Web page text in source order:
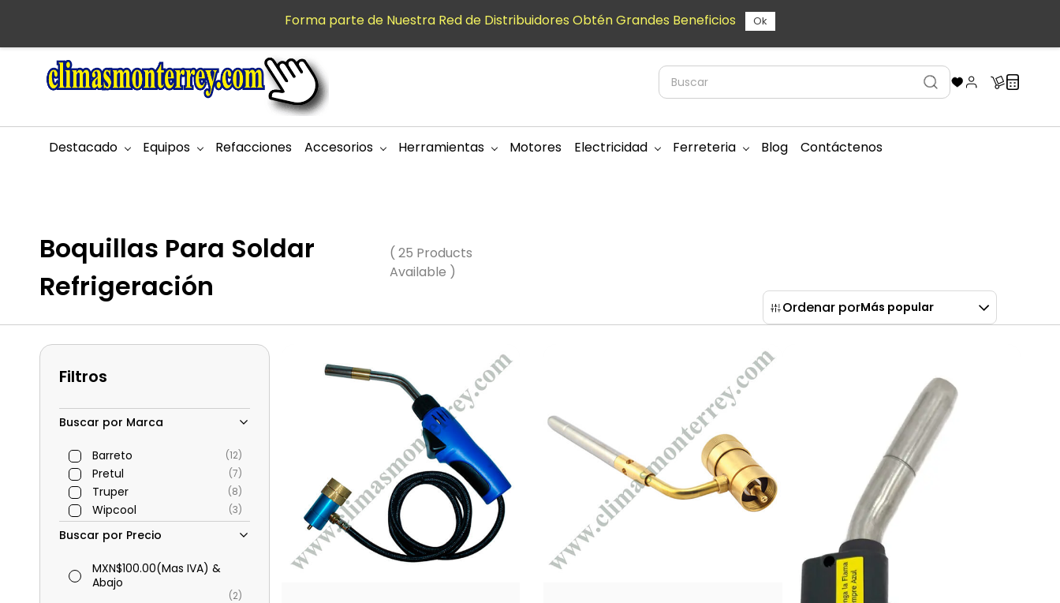
principal
Destacado Equipos Refacciones Accesorios Herramientas Motores Electricidad Ferreteria Blog Contáctenos
Boquillas Para Soldar
Refrigeración
( 25 Products
Available )
Ordenar porMás popular
Filtros
Buscar por Marca
Barreto (12)
Pretul (7)
Truper (8)
Wipcool (3)
Buscar por Precio
MXN$100.00(Mas IVA) &
Abajo
(2)
Forma parte de Nuestra Red de Distribuidores Obtén Grandes Beneficios Ok